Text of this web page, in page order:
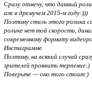
Сразу отмечу, что данный
аж в дремучем 2015-м году:)))
Поэтому стиль этого ролика
ролике нет той скорости,
современному формату
Инстаграмме.
Поэтому, на всякий случай
зрителей проявить терпение:)
Поверьте — оно того стоит:)